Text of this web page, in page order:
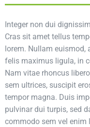
Integer non dui
Cras sit amet tellus
lorem. Nullam euismod,
felis maximus ligula, in
Nam vitae rhoncus
sem ultrices, suscipit
tempor magna. Duis
pulvinar dui turpis, sed
commodo sem vel enim